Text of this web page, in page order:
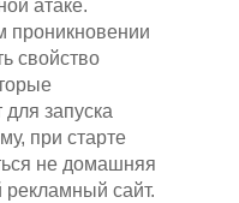
атаке.
проникновении
свойство
для запуска
при старте
не домашняя
рекламный сайт.